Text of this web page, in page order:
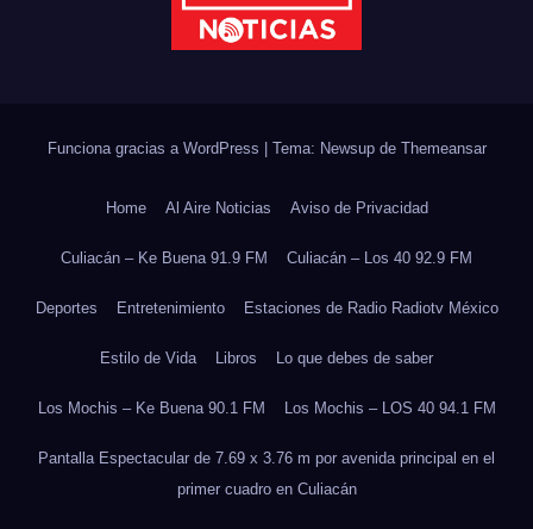
Funciona gracias a WordPress Tema: Newsup de Themeansar
Home Al Aire Noticias Aviso de Privacidad
Culiacán – Ke Buena 91.9 FM Culiacán – Los 40 92.9 FM
Deportes Entretenimiento Estaciones de Radio Radiotv México
Estilo de Vida Libros Lo que debes de saber
Los Mochis – Ke Buena 90.1 FM Los Mochis – LOS 40 94.1 FM
Pantalla Espectacular de 7.69 x 3.76 m por avenida principal en el
primer cuadro en Culiacán